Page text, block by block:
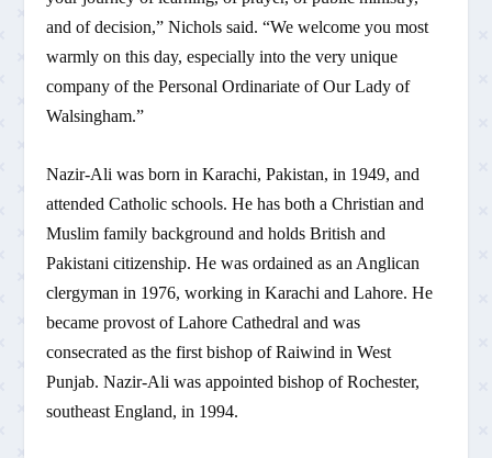
and of decision,” Nichols said. “We welcome you most
warmly on this day, especially into the very unique
company of the Personal Ordinariate of Our Lady of
Walsingham.”
Nazir-Ali was born in Karachi, Pakistan, in 1949, and
attended Catholic schools. He has both a Christian and
Muslim family background and holds British and
Pakistani citizenship. He was ordained as an Anglican
clergyman in 1976, working in Karachi and Lahore. He
became provost of Lahore Cathedral and was
consecrated as the first bishop of Raiwind in West
Punjab. Nazir-Ali was appointed bishop of Rochester,
southeast England, in 1994.